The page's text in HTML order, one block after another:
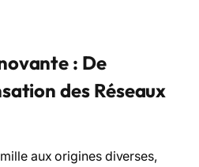
: De
des Réseaux
aux origines diverses,